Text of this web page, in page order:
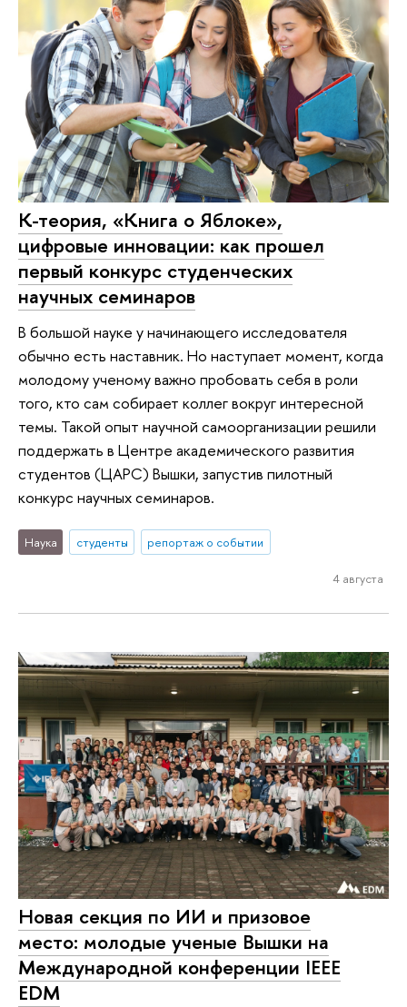
К-теория, «Книга о Яблоке»,
цифровые инновации: как прошел
первый конкурс студенческих
научных семинаров
В большой науке у начинающего исследователя
обычно есть наставник. Но наступает момент, когда
молодому ученому важно пробовать себя в роли
того, кто сам собирает коллег вокруг интересной
темы. Такой опыт научной самоорганизации решили
поддержать в Центре академического развития
студентов (ЦАРС) Вышки, запустив пилотный
конкурс научных семинаров.
Наука студенты репортаж о событии
4 августа
Новая секция по ИИ и призовое
место: молодые ученые Вышки на
Международной конференции IEEE
EDM